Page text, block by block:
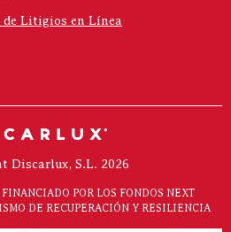
de Litigios en Línea
Discarlux, S.L. 2026
POR LOS FONDOS NEXT
DE RECUPERACIÓN Y RESILIENCIA